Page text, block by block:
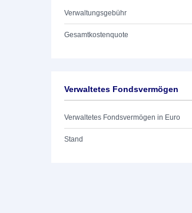
Verwaltungsgebühr
Gesamtkostenquote
Verwaltetes Fondsvermögen
Verwaltetes Fondsvermögen in Euro
Stand